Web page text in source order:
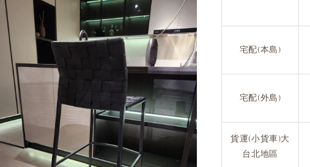
宅配(本島)
宅配(外島)
貨運(小貨車)大
台北地區